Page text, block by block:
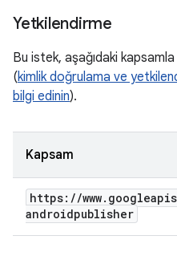
Yetkilendirme
Bu istek, aşağıdaki
(kimlik doğrulama ve
bilgi edinin).
Kapsam
https: //www. googleapis
androidpublisher